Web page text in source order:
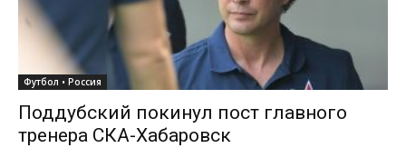
Футбол • Россия
Поддубский покинул пост главного
тренера СКА-Хабаровск